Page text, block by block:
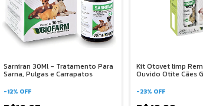
Sarniran 30Ml - Tratamento Para
Sarna, Pulgas e Carrapatos
-12% OFF
Kit Otovet limp
Ouvido Otite Cães
-23% OFF